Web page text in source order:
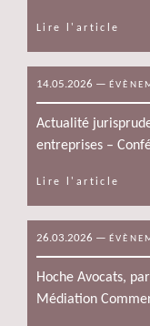
Lire l'article
14.05.2026 —
Actualité
entreprises –
Lire l'article
26.03.2026 —
Hoche Avocats,
Médiation